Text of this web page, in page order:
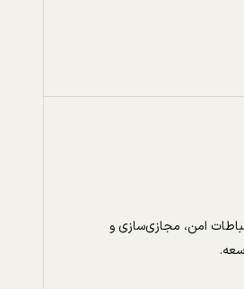
امن، مجازی‌سازی و